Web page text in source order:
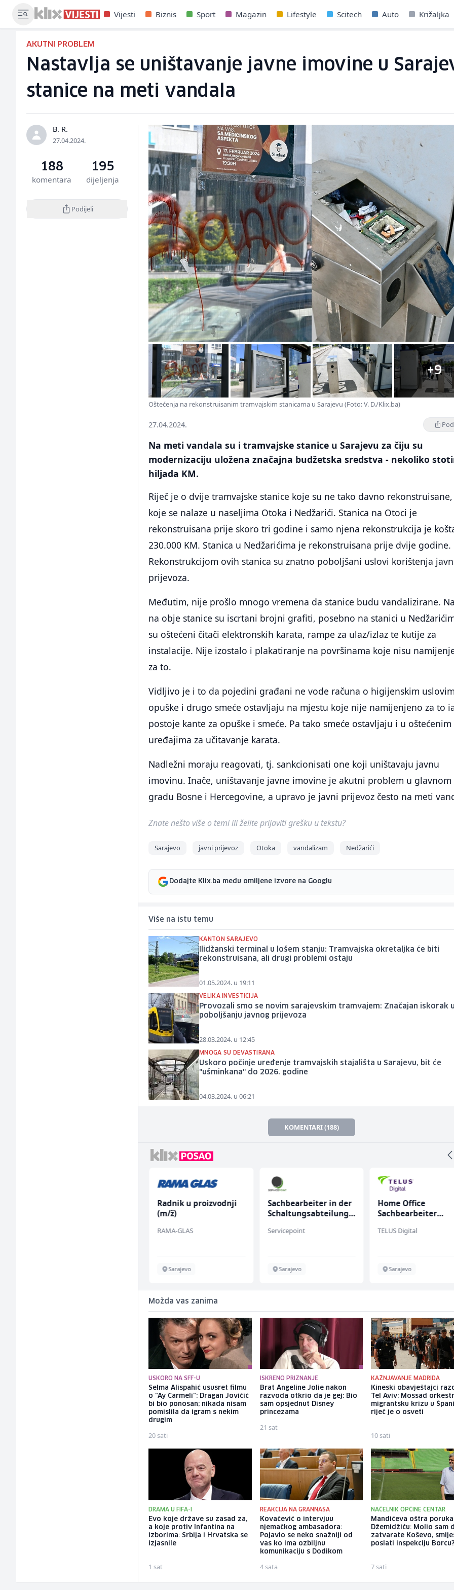
Vijesti Biznis Sport Magazin Lifestyle Scitech Auto Križaljka
AKUTNI PROBLEM
Nastavlja se uništavanje javne imovine u
stanice na meti vandala
B. R.
27.04.2024.
188
komentara
195
dijeljenja
Podijeli
+9
Oštećenja na rekonstruisanim tramvajskim stanicama u Sarajevu (Foto: V. D./Klix.ba)
27.04.2024.
Na meti vandala su i tramvajske stanice u Sarajevu za čiju su
modernizaciju uložena značajna budžetska sredstva - nekoliko
hiljada KM.
Riječ je o dvije tramvajske stanice koje su ne tako davno
koje se nalaze u naseljima Otoka i Nedžarići. Stanica na Otoci je
rekonstruisana prije skoro tri godine i samo njena rekonstrukcija je
230.000 KM. Stanica u Nedžarićima je rekonstruisana prije dvije godine.
Rekonstrukcijom ovih stanica su znatno poboljšani uslovi korištenja
prijevoza.
Međutim, nije prošlo mnogo vremena da stanice budu vandalizirane.
na obje stanice su iscrtani brojni grafiti, posebno na stanici u
su oštećeni čitači elektronskih karata, rampe za ulaz/izlaz te kutije za
instalacije. Nije izostalo i plakatiranje na površinama koje nisu
za to.
Vidljivo je i to da pojedini građani ne vode računa o higijenskim
opuške i drugo smeće ostavljaju na mjestu koje nije namijenjeno za to
postoje kante za opuške i smeće. Pa tako smeće ostavljaju i u oštećenim
uređajima za učitavanje karata.
Nadležni moraju reagovati, tj. sankcionisati one koji uništavaju javnu
imovinu. Inače, uništavanje javne imovine je akutni problem u glavnom
gradu Bosne i Hercegovine, a upravo je javni prijevoz često na meti
Znate nešto više o temi ili želite prijaviti grešku u tekstu?
Sarajevo javni prijevoz Otoka vandalizam Nedžarići
Dodajte Klix.ba među omiljene izvore na Googlu
Više na istu temu
KANTON SARAJEVO
Ilidžanski terminal u lošem stanju: Tramvajska okretaljka će biti
rekonstruisana, ali drugi problemi ostaju
01.05.2024. u 19:11
VELIKA INVESTICIJA
Provozali smo se novim sarajevskim tramvajem: Značajan iskorak
poboljšanju javnog prijevoza
28.03.2024. u 12:45
MNOGA SU DEVASTIRANA
Uskoro počinje uređenje tramvajskih stajališta u Sarajevu, bit će
"ušminkana" do 2026. godine
04.03.2024. u 06:21
KOMENTARI (188)
Radnik u proizvodnji
(m/ž)
RAMA-GLAS
Sarajevo
Sachbearbeiter in der
Schaltungsabteilung
Servicepoint
Sarajevo
Home Office
Sachbearbeiter
bekannten
TELUS Digital
Sarajevo
Možda vas zanima
USKORO NA SFF-U
Selma Alispahić ususret filmu
o "Ay Carmeli": Dragan Jovičić
bi bio ponosan; nikada nisam
pomislila da igram s nekim
drugim
20 sati
ISKRENO PRIZNANJE
Brat Angeline Jolie nakon
razvoda otkrio da je gej: Bio
sam opsjednut Disney
princezama
21 sat
KAŽNJAVANJE MADRIDA
Kineski obavještajci
Tel Aviv: Mossad
migrantsku krizu u
riječ je o osveti
10 sati
DRAMA U FIFA-I
Evo koje države su zasad za,
a koje protiv Infantina na
izborima: Srbija i Hrvatska se
izjasnile
1 sat
REAKCIJA NA GRANNASA
Kovačević o intervjuu
njemačkog ambasadora:
Pojavio se neko snažniji od
vas ko ima ozbiljnu
komunikaciju s Dodikom
4 sata
NAČELNIK OPĆINE CENTAR
Mandićeva oštra poruka
Džemidžiću: Molio sam
zatvarate Koševo,
poslati inspekciju
7 sati